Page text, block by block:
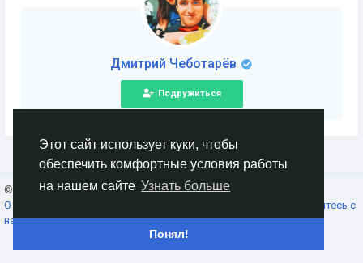
Этот сайт использует куки, чтобы
обеспечить комфортные условия работы
на нашем сайте Узнать больше
Понял!
Дмитрий Чеботарёв
Подружиться
© 2026 AnimeSocial.SU - Первая аниме сеть!
О нас
Свяжитесь с
нами
Каталог